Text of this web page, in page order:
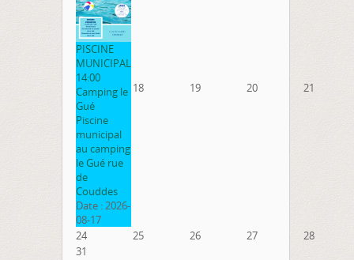
PISCINE
MUNICIPAL
14:00
Camping le
Gué
Piscine
municipal
au camping
le Gué rue
de
Couddes
Date :2026-
08-17
18 19 20 21
24 25 26 27
28
31